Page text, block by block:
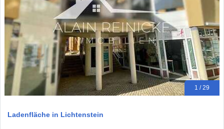
1 / 29
Ladenfläche in Lichtenstein